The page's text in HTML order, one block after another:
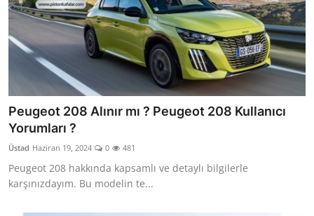
Peugeot 208 Alınır mı ? Peugeot 208 Kullanıcı
Yorumları ?
Üstad Haziran 19, 2024 0 481
Peugeot 208 hakkında kapsamlı ve detaylı bilgilerle
karşınızdayım. Bu modelin te...